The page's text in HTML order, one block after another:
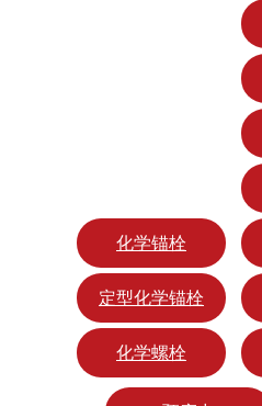
化学锚栓
定型化学锚栓
化学螺栓